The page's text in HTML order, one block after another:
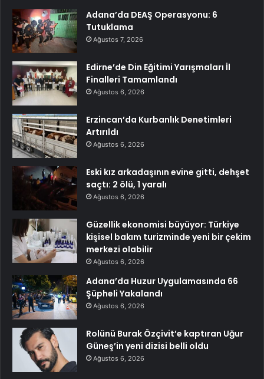
Adana’da DEAŞ Operasyonu: 6
Tutuklama
Ağustos 7, 2026
Edirne’de Din Eğitimi Yarışmaları İl
Finalleri Tamamlandı
Ağustos 6, 2026
Erzincan’da Kurbanlık Denetimleri
Artırıldı
Ağustos 6, 2026
Eski kız arkadaşının evine gitti, dehşet
saçtı: 2 ölü, 1 yaralı
Ağustos 6, 2026
Güzellik ekonomisi büyüyor: Türkiye
kişisel bakım turizminde yeni bir çekim
merkezi olabilir
Ağustos 6, 2026
Adana’da Huzur Uygulamasında 66
Şüpheli Yakalandı
Ağustos 6, 2026
Rolünü Burak Özçivit’e kaptıran Uğur
Güneş’in yeni dizisi belli oldu
Ağustos 6, 2026